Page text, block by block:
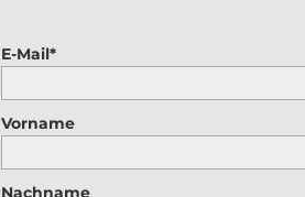
E-Mail*
Vorname
Nachname